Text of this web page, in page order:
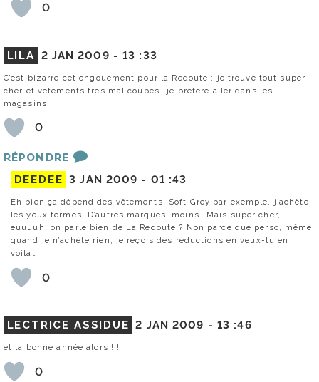
0
LILA 2 JAN 2009 -13 :33
C’est bizarre cet engouement pour la Redoute : je trouve tout super
cher et vetements très mal coupés… je préfère aller dans les
magasins !
0
RÉPONDRE
DEEDEE 3 JAN 2009 - 01 :43
Eh bien ça dépend des vêtements. Soft Grey par exemple, j’achète
les yeux fermés. D’autres marques, moins… Mais super cher,
euuuuh, on parle bien de La Redoute ? Non parce que perso, même
quand je n’achète rien, je reçois des réductions en veux-tu en
voilà…
0
LECTRICE ASSIDUE 2 JAN 2009 - 13 :46
et la bonne année alors !!!
0